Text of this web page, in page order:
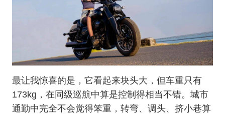
最让我惊喜的是，它看起来块头大，但车重只有
173kg，在同级巡航中算是控制得相当不错。城市
通勤中完全不会觉得笨重，转弯、调头、挤小巷算